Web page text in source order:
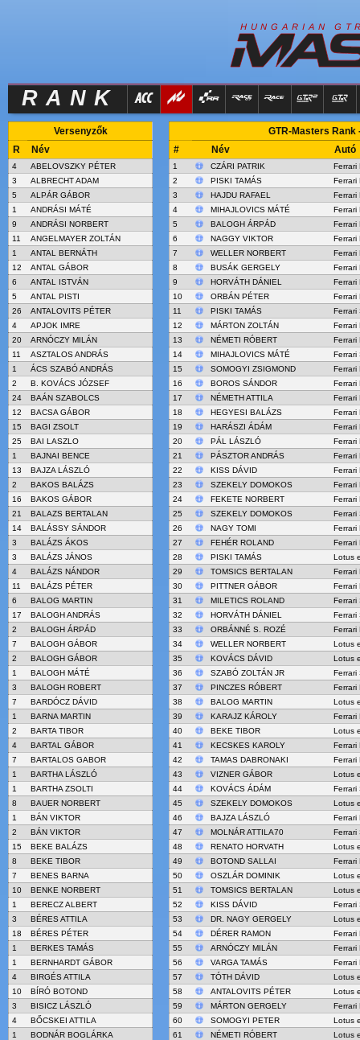
H U N G A R I A N G T
RANK
Versenyzők
R
Név
4
ABELOVSZKY PÉTER
3
ALBRECHT ADAM
5
ALPÁR GÁBOR
1
ANDRÁSI MÁTÉ
9
ANDRÁSI NORBERT
11
ANGELMAYER ZOLTÁN
1
ANTAL BERNÁTH
12
ANTAL GÁBOR
6
ANTAL ISTVÁN
5
ANTAL PISTI
26
ANTALOVITS PÉTER
4
APJOK IMRE
20
ARNÓCZY MILÁN
11
ASZTALOS ANDRÁS
1
ÁCS SZABÓ ANDRÁS
2
B. KOVÁCS JÓZSEF
24
BAÁN SZABOLCS
12
BACSA GÁBOR
15
BAGI ZSOLT
25
BAI LASZLO
1
BAJNAI BENCE
13
BAJZA LÁSZLÓ
2
BAKOS BALÁZS
16
BAKOS GÁBOR
21
BALAZS BERTALAN
14
BALÁSSY SÁNDOR
3
BALÁZS ÁKOS
3
BALÁZS JÁNOS
4
BALÁZS NÁNDOR
11
BALÁZS PÉTER
6
BALOG MARTIN
17
BALOGH ANDRÁS
2
BALOGH ÁRPÁD
7
BALOGH GÁBOR
2
BALOGH GÁBOR
1
BALOGH MÁTÉ
3
BALOGH ROBERT
7
BARDÓCZ DÁVID
1
BARNA MARTIN
2
BARTA TIBOR
4
BARTAL GÁBOR
7
BARTALOS GABOR
1
BARTHA LÁSZLÓ
1
BARTHA ZSOLTI
8
BAUER NORBERT
1
BÁN VIKTOR
2
BÁN VIKTOR
15
BEKE BALÁZS
8
BEKE TIBOR
7
BENES BARNA
10
BENKE NORBERT
1
BERECZ ALBERT
3
BÉRES ATTILA
18
BÉRES PÉTER
1
BERKES TAMÁS
1
BERNHARDT GÁBOR
4
BIRGÉS ATTILA
10
BÍRÓ BOTOND
3
BISICZ LÁSZLÓ
4
BŐCSKEI ATTILA
1
BODNÁR BOGLÁRKA
GTR-Masters Rank
#
Név Autó
1 CZÁRI PATRIK
Ferrari
2
PISKI TAMÁS
Ferrari
3
HAJDU RAFAEL
Ferrari
4
MIHAJLOVICS MÁTÉ
Ferrari
5
BALOGH ÁRPÁD
Ferrari
6
NAGGY VIKTOR
Ferrari
7
WELLER NORBERT
Ferrari
8
BUSÁK GERGELY
Ferrari
9
HORVÁTH DÁNIEL
Ferrari
10
ORBÁN PÉTER
Ferrari
11
PISKI TAMÁS
Ferrari
12
MÁRTON ZOLTÁN
Ferrari
13
NÉMETI RÓBERT
Ferrari
14
MIHAJLOVICS MÁTÉ
Ferrari
15
SOMOGYI ZSIGMOND
Ferrari
16
BOROS SÁNDOR
Ferrari
17
NÉMETH ATTILA
Ferrari
18
HEGYESI BALÁZS
Ferrari
19
HARÁSZI ÁDÁM
Ferrari
20
PÁL LÁSZLÓ
Ferrari
21
PÁSZTOR ANDRÁS
Ferrari
22
KISS DÁVID
Ferrari
23
SZEKELY DOMOKOS
Ferrari
24
FEKETE NORBERT
Ferrari
25
SZEKELY DOMOKOS
Ferrari
26
NAGY TOMI
Ferrari
27
FEHÉR ROLAND
Ferrari
28
PISKI TAMÁS
Lotus
29
TOMSICS BERTALAN
Ferrari
30
PITTNER GÁBOR
Ferrari
31
MILETICS ROLAND
Ferrari
32
HORVÁTH DÁNIEL
Ferrari
33
ORBÁNNÉ S. ROZÉ
Ferrari
34
WELLER NORBERT
Lotus
35
KOVÁCS DÁVID
Lotus
36
SZABÓ ZOLTÁN JR
Ferrari
37
PINCZES RÓBERT
Ferrari
38
BALOG MARTIN
Lotus
39
KARAJZ KÁROLY
Ferrari
40
BEKE TIBOR
Lotus
41
KECSKES KAROLY
Ferrari
42
TAMAS DABRONAKI
Ferrari
43
VIZNER GÁBOR
Lotus
44
KOVÁCS ÁDÁM
Ferrari
45
SZEKELY DOMOKOS
Lotus
46
BAJZA LÁSZLÓ
Ferrari
47
MOLNÁR ATTILA70
Ferrari
48
RENATO HORVATH
Lotus
49
BOTOND SALLAI
Ferrari
50
OSZLÁR DOMINIK
Lotus
51
TOMSICS BERTALAN
Lotus
52
KISS DÁVID
Ferrari
53
DR. NAGY GERGELY
Lotus
54
DÉRER RAMON
Ferrari
55
ARNÓCZY MILÁN
Ferrari
56
VARGA TAMÁS
Ferrari
57
TÓTH DÁVID
Lotus
58
ANTALOVITS PÉTER
Lotus
59
MÁRTON GERGELY
Ferrari
60
SOMOGYI PETER
Lotus
61
NÉMETI RÓBERT
Lotus